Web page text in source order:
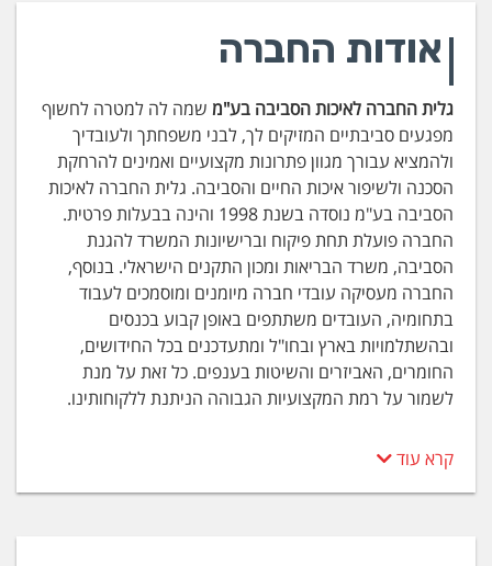
אודות החברה
גלית החברה לאיכות הסביבה בע"מ שמה לה למטרה לחשוף
מפגעים סביבתיים המזיקים לך, לבני משפחתך ולעובדיך
ולהמציא עבורך מגוון פתרונות מקצועיים ואמינים להרחקת
הסכנה ולשיפור איכות החיים והסביבה. גלית החברה לאיכות
הסביבה בע"מ נוסדה בשנת 1998 והינה בבעלות פרטית.
החברה פועלת תחת פיקוח וברישיונות המשרד להגנת
הסביבה, משרד הבריאות ומכון התקנים הישראלי. בנוסף,
החברה מעסיקה עובדי חברה מיומנים ומוסמכים לעבוד
בתחומיה, העובדים משתתפים באופן קבוע בכנסים
ובהשתלמויות בארץ ובחו"ל ומתעדכנים בכל החידושים,
החומרים, האביזרים והשיטות בענפים. כל זאת על מנת
לשמור על רמת המקצועיות הגבוהה הניתנת ללקוחותינו.
הייחודיות שלנו:
קרא עוד